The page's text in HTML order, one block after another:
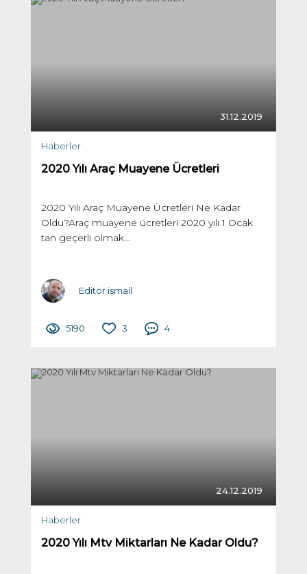
31.12.2019
Haberler
2020 Yılı Araç Muayene Ücretleri
2020 Yılı Araç Muayene Ücretleri Ne Kadar
Oldu?Araç muayene ücretleri 2020 yılı 1 Ocak
tan geçerli olmak...
Editör ismail
5190 3 4
24.12.2019
Haberler
2020 Yılı Mtv Miktarları Ne Kadar Oldu?